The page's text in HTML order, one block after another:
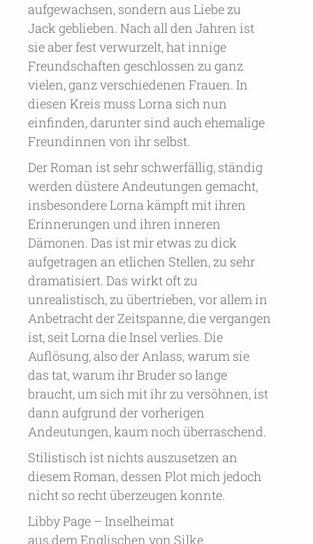
aufgewachsen, sondern aus Liebe zu
Jack geblieben. Nach all den Jahren ist
sie aber fest verwurzelt, hat innige
Freundschaften geschlossen zu ganz
vielen, ganz verschiedenen Frauen. In
diesen Kreis muss Lorna sich nun
einfinden, darunter sind auch ehemalige
Freundinnen von ihr selbst.
Der Roman ist sehr schwerfällig, ständig
werden düstere Andeutungen gemacht,
insbesondere Lorna kämpft mit ihren
Erinnerungen und ihren inneren
Dämonen. Das ist mir etwas zu dick
aufgetragen an etlichen Stellen, zu sehr
dramatisiert. Das wirkt oft zu
unrealistisch, zu übertrieben, vor allem in
Anbetracht der Zeitspanne, die vergangen
ist, seit Lorna die Insel verlies. Die
Auflösung, also der Anlass, warum sie
das tat, warum ihr Bruder so lange
braucht, um sich mit ihr zu versöhnen, ist
dann aufgrund der vorherigen
Andeutungen, kaum noch überraschend.
Stilistisch ist nichts auszusetzen an
diesem Roman, dessen Plot mich jedoch
nicht so recht überzeugen konnte.
Libby Page – Inselheimat
aus dem Englischen von Silke